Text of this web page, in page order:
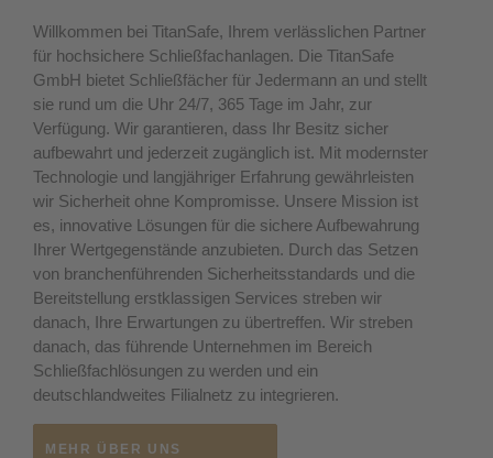
Willkommen bei TitanSafe, Ihrem verlässlichen Partner
für hochsichere Schließfachanlagen. Die TitanSafe
GmbH bietet Schließfächer für Jedermann an und stellt
sie rund um die Uhr 24/7, 365 Tage im Jahr, zur
Verfügung. Wir garantieren, dass Ihr Besitz sicher
aufbewahrt und jederzeit zugänglich ist. Mit modernster
Technologie und langjähriger Erfahrung gewährleisten
wir Sicherheit ohne Kompromisse. Unsere Mission ist
es, innovative Lösungen für die sichere Aufbewahrung
Ihrer Wertgegenstände anzubieten. Durch das Setzen
von branchenführenden Sicherheitsstandards und die
Bereitstellung erstklassigen Services streben wir
danach, Ihre Erwartungen zu übertreffen. Wir streben
danach, das führende Unternehmen im Bereich
Schließfachlösungen zu werden und ein
deutschlandweites Filialnetz zu integrieren.
MEHR ÜBER UNS